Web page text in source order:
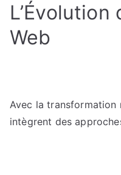
Web
Avec la transformation
intègrent des